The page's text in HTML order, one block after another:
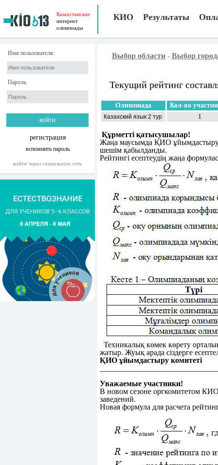
Казахстанские
интернет
олимпиады
КИО Результаты
Имя пользователя:
Пароль:
регистрация
вспомнить пароль
войти через социальную сеть
Выбор области - Выбор
Текущий рейтинг
Олимпиада Кол-во
Казахский язык 2 тур 1
Құрметті қатысушылар!
Жаңа маусымда ҚИО ұйымдастыру
шешім қабылданды.
Рейтингі есептеудің жаңа
Техникалық көмек көрету
жатыр. Жуық арада сіздерге
ҚИО ұйымдастыру комитеті
Уважаемые участники!
В новом сезоне оргкомитетом
заведений.
Новая формула для расчета